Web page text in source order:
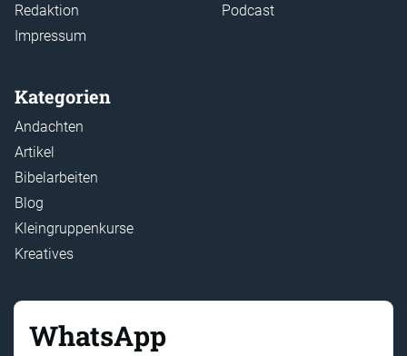
Redaktion
Impressum
Podcast
Kategorien
Andachten
Artikel
Bibelarbeiten
Blog
Kleingruppenkurse
Kreatives
WhatsApp